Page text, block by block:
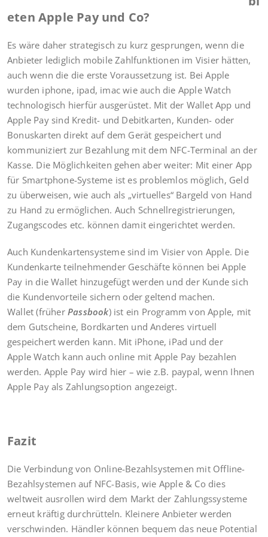
eten Apple Pay und Co?
Es wäre daher strategisch zu kurz gesprungen, wenn die
Anbieter lediglich mobile Zahlfunktionen im Visier hätten,
auch wenn die die erste Voraussetzung ist. Bei Apple
wurden iphone, ipad, imac wie auch die Apple Watch
technologisch hierfür ausgerüstet. Mit der Wallet App und
Apple Pay sind Kredit- und Debitkarten, Kunden- oder
Bonuskarten direkt auf dem Gerät gespeichert und
kommuniziert zur Bezahlung mit dem NFC-Terminal an der
Kasse. Die Möglichkeiten gehen aber weiter: Mit einer App
für Smartphone-Systeme ist es problemlos möglich, Geld
zu überweisen, wie auch als „virtuelles“ Bargeld von Hand
zu Hand zu ermöglichen. Auch Schnellregistrierungen,
Zugangscodes etc. können damit eingerichtet werden.
Auch Kundenkartensysteme sind im Visier von Apple. Die
Kundenkarte teilnehmender Geschäfte können bei Apple
Pay in die Wallet hinzugefügt werden und der Kunde sich
die Kundenvorteile sichern oder geltend machen.
Wallet (früher Passbook) ist ein Programm von Apple, mit
dem Gutscheine, Bordkarten und Anderes virtuell
gespeichert werden kann. Mit iPhone, iPad und der
Apple Watch kann auch online mit Apple Pay bezahlen
werden. Apple Pay wird hier – wie z.B. paypal, wenn Ihnen
Apple Pay als Zahlungsoption angezeigt.
Fazit
Die Verbindung von Online-Bezahlsystemen mit Offline-
Bezahlsystemen auf NFC-Basis, wie Apple & Co dies
weltweit ausrollen wird dem Markt der Zahlungssysteme
erneut kräftig durchrütteln. Kleinere Anbieter werden
verschwinden. Händler können bequem das neue Potential